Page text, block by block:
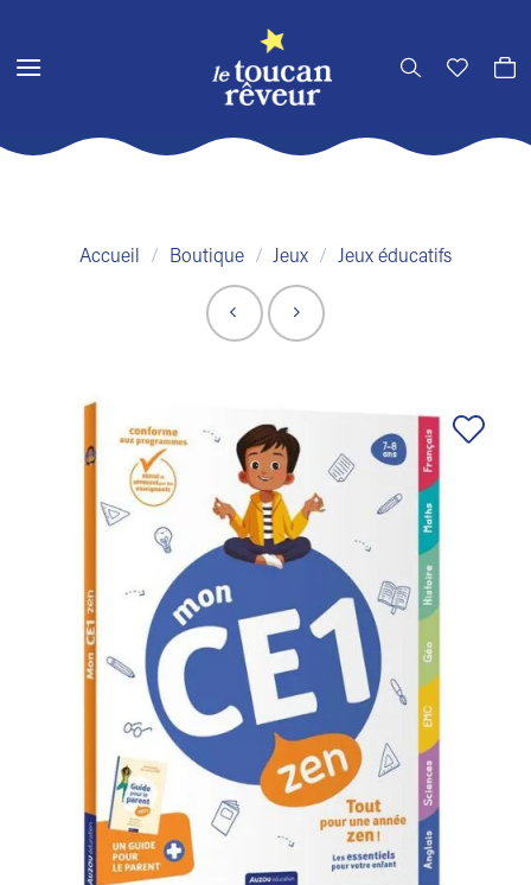
contenu
Accueil / Boutique / Jeux / Jeux éducatifs
à la liste
souhaits